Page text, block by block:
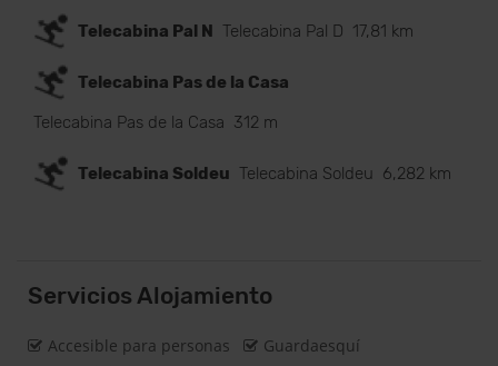
Telecabina Pal N Telecabina Pal D 17,81 km
Telecabina Pas de la Casa
Telecabina Pas de la Casa 312 m
Telecabina Soldeu Telecabina Soldeu 6,282 km
Servicios Alojamiento
Accesible para personas
Guardaesquí